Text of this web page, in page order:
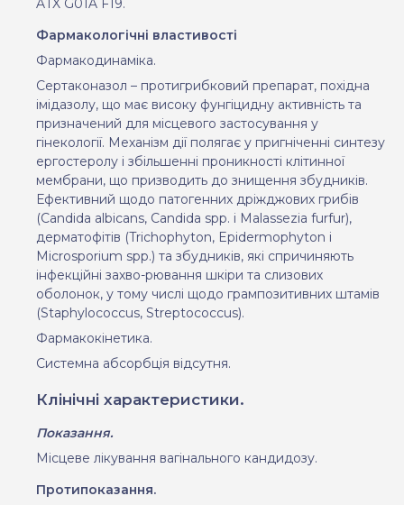
Фармакологічні властивості
Фармакодинаміка.
Сертаконазол – протигрибковий препарат, похідна
імідазолу, що має високу фунгіцидну активність та
призначений для місцевого застосування у
гінекології. Механізм дії полягає у пригніченні синтезу
ергостеролу і збільшенні проникності клітинної
мембрани, що призводить до знищення збудників.
Ефективний щодо патогенних дріжджових грибів
(Candida albicans, Candida spp. і Malassezia furfur),
дерматофітів (Trichophyton, Epidermophyton і
Microsporium spp.) та збудників, які спричиняють
інфекційні захво-рювання шкіри та слизових
оболонок, у тому числі щодо грампозитивних штамів
(Staphylococcus, Streptococcus).
Фармакокінетика.
Системна абсорбція відсутня.
Клінічні характеристики.
Показання.
Місцеве лікування вагінального кандидозу.
Протипоказання.